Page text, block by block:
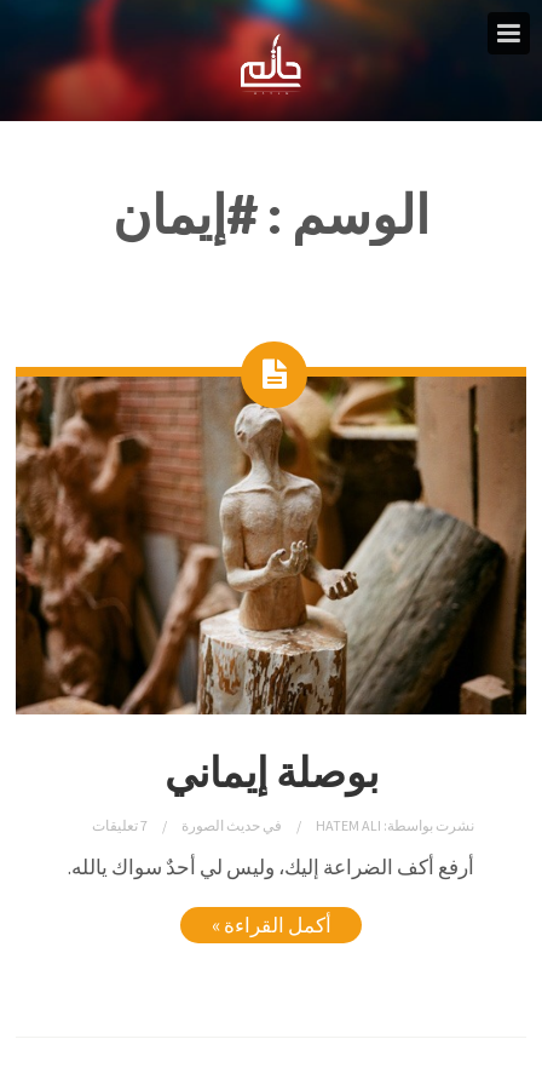
الوسم :#إيمان
بوصلة إيماني
نشرت بواسطة: HATEM ALI في حديث الصورة 7 تعليقات
أرفع أكف الضراعة إليك، وليس لي أحدٌ سواك يالله.
أكمل القراءة »